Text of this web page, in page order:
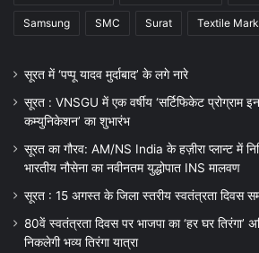
Samsung SMC Surat Textile
सूरत में ‘पप्पू यादव मुर्दाबाद’ के लगे नारे
सूरत : VNSGU में एक वर्षीय ‘सर्टिफिकेट प्रोग्राम
कम्युनिकेशन’ का शुभारंभ
सूरत का गौरव: AM/NS India के हज़ीरा प्लान्ट में
भारतीय नौसेना का नवीनतम युद्धोपात INS मालवण
सूरत : 15 अगस्त के जिला स्तरीय स्वतंत्रता दिवस
80वें स्वतंत्रता दिवस पर भाजपा का ‘हर घर
निकलेगी भव्य तिरंगा यात्रा